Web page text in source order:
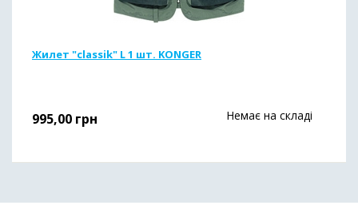
Жилет "classik" L 1 шт. KONGER
995,00 грн Немає на складі